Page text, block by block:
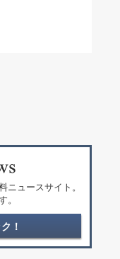
ニュースサイト。
。
！